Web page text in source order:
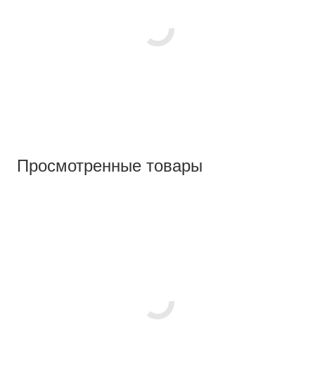
Просмотренные товары